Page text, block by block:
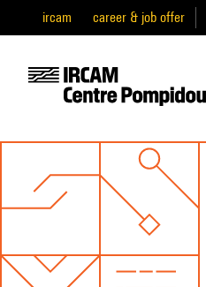
ircam career & job offer